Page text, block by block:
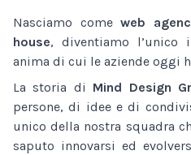
Nasciamo come web
house, diventiamo l’unico
anima di cui le aziende oggi
La storia di Mind Design
persone, di idee e di
unico della nostra squadra
saputo innovarsi ed